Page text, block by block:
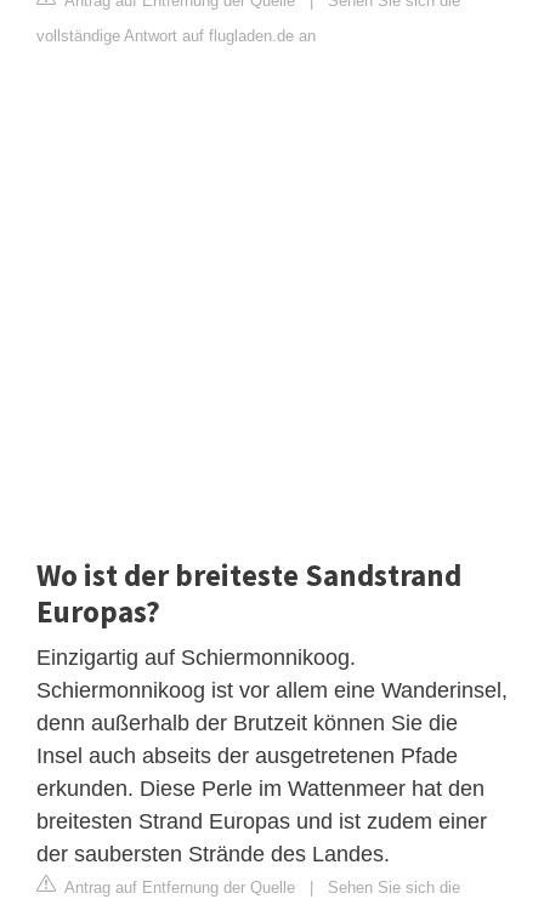
vollständige Antwort auf flugladen.de an
Wo ist der breiteste Sandstrand
Europas?
Einzigartig auf Schiermonnikoog.
Schiermonnikoog ist vor allem eine Wanderinsel,
denn außerhalb der Brutzeit können Sie die
Insel auch abseits der ausgetretenen Pfade
erkunden. Diese Perle im Wattenmeer hat den
breitesten Strand Europas und ist zudem einer
der saubersten Strände des Landes.
Antrag auf Entfernung der Quelle
Sehen Sie sich die